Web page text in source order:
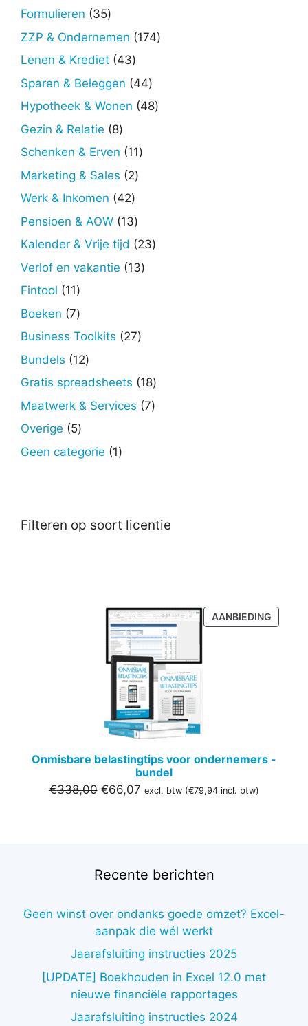
producten
Formulieren 3535
producten
ZZP & Ondernemen 174174
Lenen & Krediet 4343
producten
Sparen & Beleggen 4444
producten
Hypotheek & Wonen 4848
Gezin & Relatie 88
producten
Schenken & Erven 1111
Marketing & Sales 22
Werk & Inkomen 4242
producten
Pensioen & AOW 1313
producten
Kalender & Vrije tijd 2323
Verlof en vakantie 1313
Fintool 1111
producten
Boeken 77
producten
Business Toolkits 2727
Bundels 1212
producten
Gratis spreadsheets 1818
producten
Maatwerk & Services 77
Overige 55
producten
Geen categorie 11
Filteren op soort licentie
AANBIEDING
IN
Onmisbare belastingtips voor ondernemers -
bundel
€338,00 Oorspronkelijke
€66,07Huidige
excl. btw (€79,94incl. btw)
Recente berichten
Geen winst over ondanks goede omzet? Excel-
aanpak die wél werkt
Jaarafsluiting instructies 2025
[UPDATE] Boekhouden in Excel 12.0 met
nieuwe financiële rapportages
Jaarafsluiting instructies 2024